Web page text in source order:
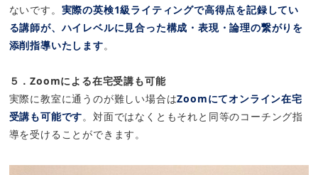
ないです。 実際の英検1級ライティングで高得点を記録してい
る講師が、ハイレベルに見合った構成・表現・論理の繋がりを
添削指導いたします。
５．Zoomによる在宅受講も可能
実際に教室に通うのが難しい場合はZoomにてオンライン在宅
受講も可能です。対面ではなくともそれと同等のコーチング指
導を受けることができます。